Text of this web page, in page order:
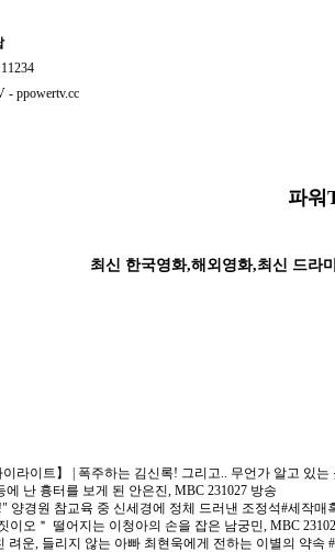
- ppowertv.cc
파워
최신 한국영화,해외영화,최신 드라
이라이트】 | 폭주하는 김신록! 그리고.. 무언가 알고 있
에 난 흉터를 보게 된 안은진, MBC 231027 방송
양경원 참교육 중 신세경에 정체 드러낸 조정석#세작매
이오＂ 떨어지는 이청아의 손을 잡은 남궁민, MBC
려운, 들리지 않는 아빠 최현욱에게 전하는 이별의 약속